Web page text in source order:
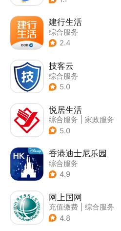
建行生活
综合服务
2.4
技客云
综合服务
5.0
悦居生活
综合服务
家政服务
5.0
香港迪士尼乐园
综合服务
4.9
网上国网
充值缴费
综合服务
4.8